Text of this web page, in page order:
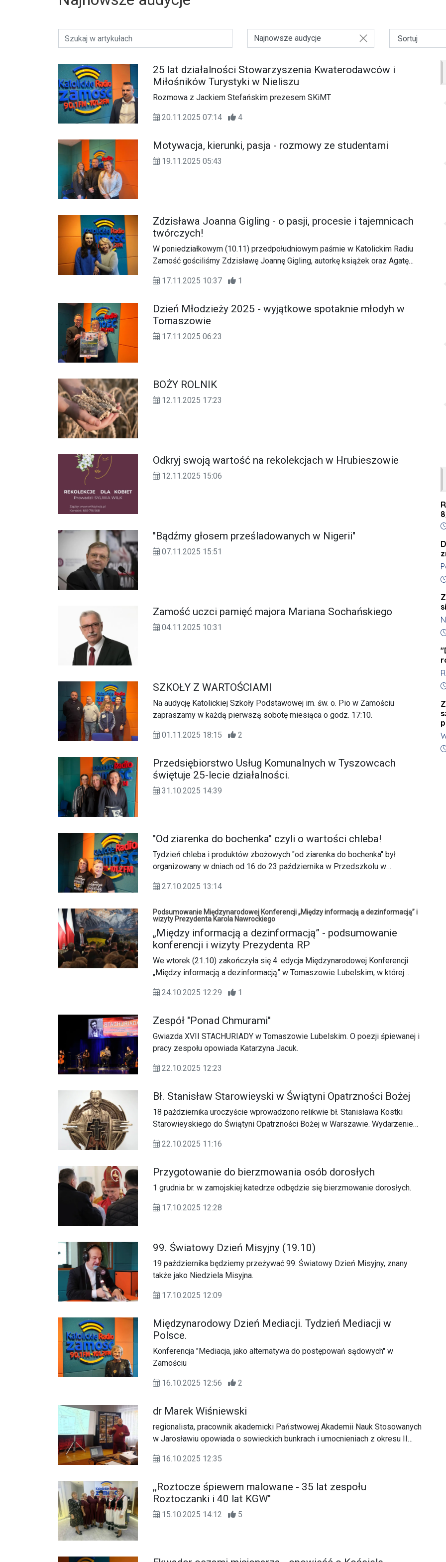
Najnowsze audycje
25 lat działalności Stowarzyszenia Kwaterodawców i
Miłośników Turystyki w Nieliszu
Rozmowa z Jackiem Stefańskim prezesem SKiMT
20.11.2025 07:14 4
Motywacja, kierunki, pasja - rozmowy ze studentami
19.11.2025 05:43
Zdzisława Joanna Gigling - o pasji, procesie i tajemnicach
twórczych!
W poniedziałkowym (10.11) przedpołudniowym paśmie w Katolickim Radiu
Zamość gościliśmy Zdzisławę Joannę Gigling, autorkę książek oraz Agatę
17.11.2025 10:37
1
Dzień Młodzieży 2025 - wyjątkowe spotaknie młodyh w
Tomaszowie
17.11.2025 06:23
BOŻY ROLNIK
12.11.2025 17:23
Odkryj swoją wartość na rekolekcjach w Hrubieszowie
12.11.2025 15:06
"Bądźmy głosem prześladowanych w Nigerii"
07.11.2025 15:51
Zamość uczci pamięć majora Mariana Sochańskiego
04.11.2025 10:31
SZKOŁY Z WARTOŚCIAMI
Na audycję Katolickiej Szkoły Podstawowej im. św. o. Pio w Zamościu
zapraszamy w każdą pierwszą sobotę miesiąca o godz. 17:10.
01.11.2025 18:15 2
Przedsiębiorstwo Usług Komunalnych w Tyszowcach
świętuje 25-lecie działalności.
31.10.2025 14:39
"Od ziarenka do bochenka" czyli o wartości chleba!
Tydzień chleba i produktów zbożowych "od ziarenka do bochenka" był
organizowany w dniach od 16 do 23 października w Przedszkolu w
podsumowanie tygodnia i wspólna degustacja chleba i produktów
27.10.2025 13:14
Podsumowanie Międzynarodowej Konferencji „Między informacją a dezinformacją” i
wizyty Prezydenta Karola Nawrockiego
„Między informacją a dezinformacją” - podsumowanie
konferencji i wizyty Prezydenta RP
We wtorek (21.10) zakończyła się 4. edycja Międzynarodowej Konferencji
„Między informacją a dezinformacją” w Tomaszowie Lubelskim, w której
tegorocznego spotkania był Prezydent RP Karol Nawrocki.
24.10.2025 12:29 1
Zespół "Ponad Chmurami"
Gwiazda XVII STACHURIADY w Tomaszowie Lubelskim. O poezji śpiewanej i
pracy zespołu opowiada Katarzyna Jacuk.
22.10.2025 12:23
Bł. Stanisław Starowieyski w Świątyni Opatrzności Bożej
18 października uroczyście wprowadzono relikwie bł. Stanisława Kostki
Starowieyskiego do Świątyni Opatrzności Bożej w Warszawie. Wydarzenie
proboszcz parafii pw. św. Apostołów Piotra i Pawła w Łaszczowie.
22.10.2025 11:16
Przygotowanie do bierzmowania osób dorosłych
1 grudnia br. w zamojskiej katedrze odbędzie się bierzmowanie dorosłych.
17.10.2025 12:28
99. Światowy Dzień Misyjny (19.10)
19 października będziemy przeżywać 99. Światowy Dzień Misyjny, znany
także jako Niedziela Misyjna.
17.10.2025 12:09
Międzynarodowy Dzień Mediacji. Tydzień Mediacji w
Polsce.
Konferencja "Mediacja, jako alternatywa do postępowań sądowych" w
Zamościu
16.10.2025 12:56 2
dr Marek Wiśniewski
regionalista, pracownik akademicki Państwowej Akademii Nauk Stosowanych
w Jarosławiu opowiada o sowieckich bunkrach i umocnieniach z okresu II
Lubycka 2025).
16.10.2025 12:35
,,Roztocze śpiewem malowane - 35 lat zespołu
Roztoczanki i 40 lat KGW"
15.10.2025 14:12 5